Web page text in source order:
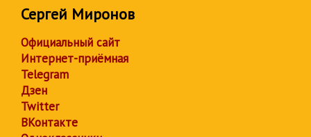
Сергей Миронов
Официальный сайт
Интернет-приёмная
Telegram
Дзен
Twitter
ВКонтакте